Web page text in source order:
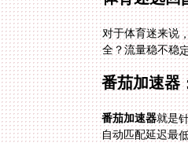
对于体育迷来说
全？流量稳不稳
番茄加速器
番茄加速器就是
自动